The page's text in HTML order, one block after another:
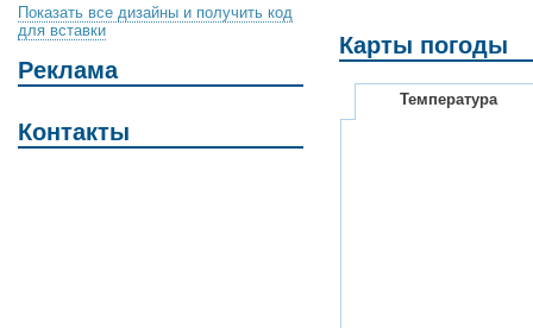
Показать все дизайны и получить код
для вставки
Реклама
Контакты
Карты погоды
Температура